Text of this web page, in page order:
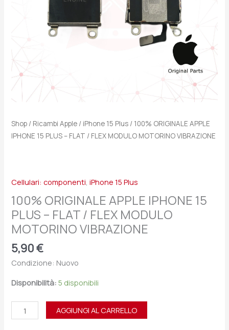
Shop / Ricambi Apple / iPhone 15 Plus / 100% ORIGINALE APPLE
IPHONE 15 PLUS – FLAT / FLEX MODULO MOTORINO VIBRAZIONE
Cellulari: componenti,iPhone 15 Plus
100% ORIGINALE APPLE IPHONE 15
PLUS – FLAT / FLEX MODULO
MOTORINO VIBRAZIONE
5,90€
Condizione: Nuovo
Disponibilità: 5 disponibili
MOTORINO
VIBRAZIONE
quantità
AGGIUNGI AL CARRELLO